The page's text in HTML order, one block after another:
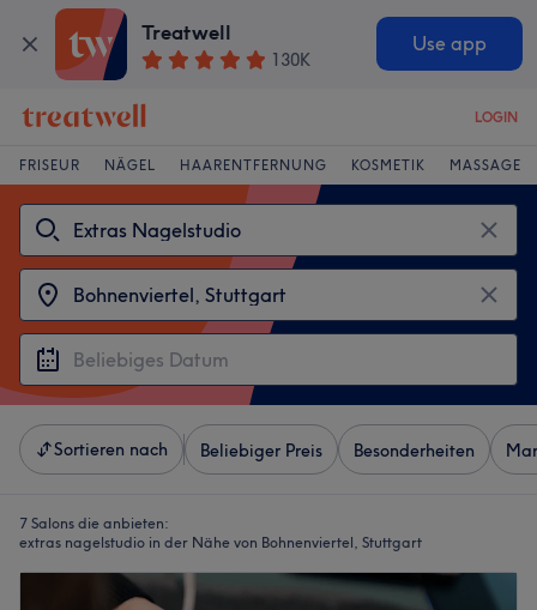
Treatwell
130K
Use app
LOGIN
FRISEUR NÄGEL HAARENTFERNUNG KOSMETIK MASSAGE
Sortieren nach Beliebiger Preis Besonderheiten
7 Salons die anbieten:
extras nagelstudio in der Nähe von Bohnenviertel, Stuttgart